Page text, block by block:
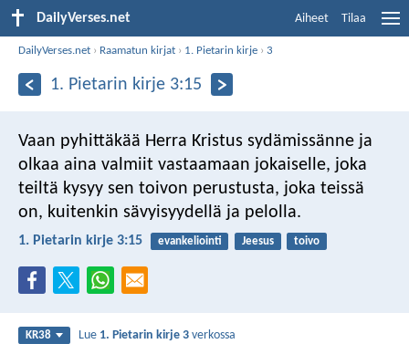
DailyVerses.net Aiheet Tilaa
DailyVerses.net › Raamatun kirjat › 1. Pietarin kirje ›3
1. Pietarin kirje 3:15
Vaan pyhittäkää Herra Kristus sydämissänne ja
olkaa aina valmiit vastaamaan jokaiselle, joka
teiltä kysyy sen toivon perustusta, joka teissä
on, kuitenkin sävyisyydellä ja pelolla.
1. Pietarin kirje 3:15 evankeliointi Jeesus toivo
KR38 Lue 1. Pietarin kirje 3 verkossa